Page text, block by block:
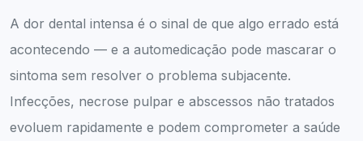
A dor dental intensa é o sinal de que algo errado está
acontecendo — e a automedicação pode mascarar o
sintoma sem resolver o problema subjacente.
Infecções, necrose pulpar e abscessos não tratados
evoluem rapidamente e podem comprometer a saúde